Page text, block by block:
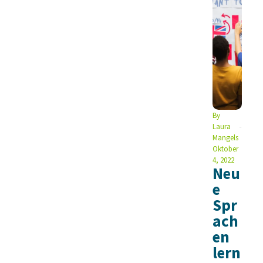
By
Laura
Mangels
Oktober
4, 2022
Neu
e
Spr
ach
en
lern